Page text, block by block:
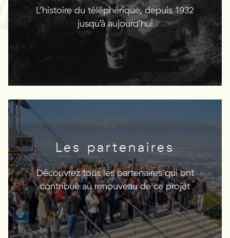
L’histoire du téléphérique, depuis 1932
jusqu’à aujourd’hui
Les partenaires
Découvrez tous les partenaires qui ont
contribué au renouveau de ce projet